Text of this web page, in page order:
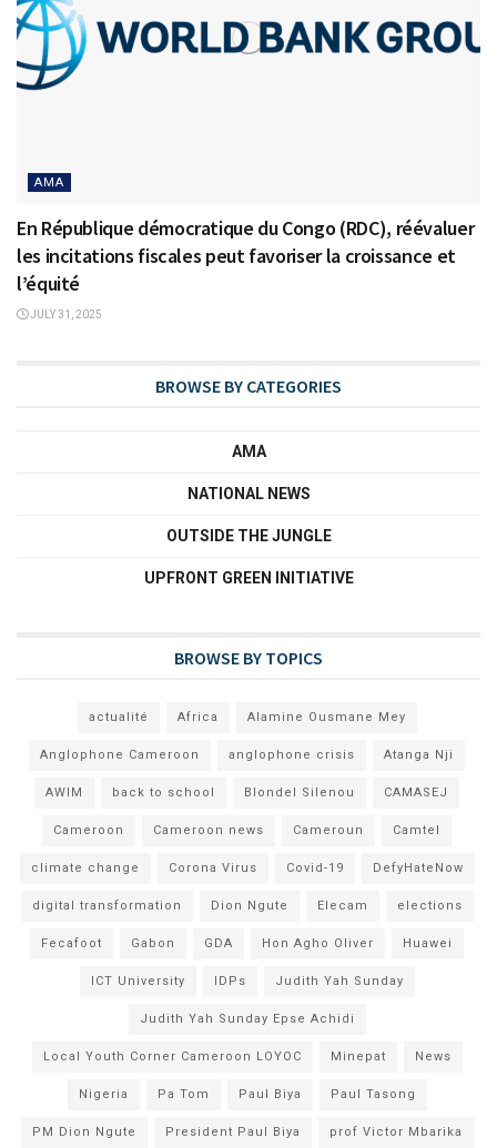
AMA
En République démocratique du Congo (RDC), réévaluer
les incitations fiscales peut favoriser la croissance et
l’équité
JULY 31, 2025
BROWSE BY CATEGORIES
AMA
NATIONAL NEWS
OUTSIDE THE JUNGLE
UPFRONT GREEN INITIATIVE
BROWSE BY TOPICS
actualité Africa Alamine Ousmane Mey
Anglophone Cameroon anglophone crisis Atanga Nji
AWIM back to school Blondel Silenou CAMASEJ
Cameroon Cameroon news Cameroun Camtel
climate change Corona Virus Covid-19 DefyHateNow
digital transformation Dion Ngute Elecam elections
Fecafoot Gabon GDA Hon Agho Oliver Huawei
ICT University IDPs Judith Yah Sunday
Judith Yah Sunday Epse Achidi
Local Youth Corner Cameroon LOYOC Minepat News
Nigeria Pa Tom Paul Biya Paul Tasong
PM Dion Ngute President Paul Biya prof Victor Mbarika